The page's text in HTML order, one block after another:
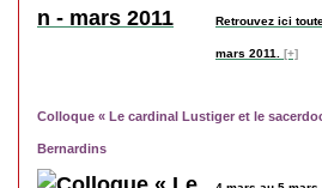
Retrouvez ici
mars 2011. [+]
Colloque « Le cardinal Lustiger et le
Bernardins